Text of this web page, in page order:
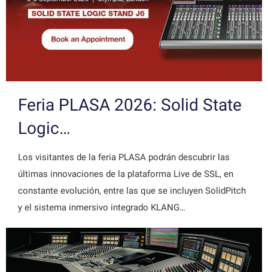
Feria PLASA 2026: Solid State
Logic…
Los visitantes de la feria PLASA podrán descubrir las
últimas innovaciones de la plataforma Live de SSL, en
constante evolución, entre las que se incluyen SolidPitch
y el sistema inmersivo integrado KLANG…